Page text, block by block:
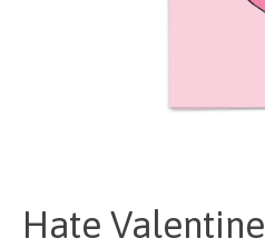
Hate Valentine